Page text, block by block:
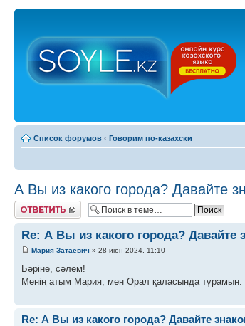
Список форумов ‹ Говорим по-казахски
А Вы из какого города? Давайте
Ответить
Re: А Вы из какого города? Давайте
Мария Затаевич » 28 июн 2024, 11:10
Бәріне, сәлем!
Менің атым Мария, мен Орал қаласында тұрамын.
Re: А Вы из какого города? Давайте